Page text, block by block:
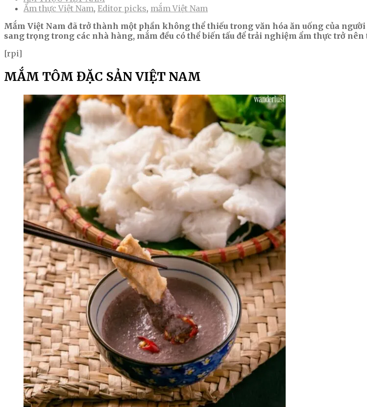
Ẩm thực Việt Nam, Editor picks, mắm Việt Nam
Mắm Việt Nam đã trở thành một phần không thể thiếu trong văn hóa ăn uống của
sang trọng trong các nhà hàng, mắm đều có thể biến tấu để trải nghiệm ẩm thực trở nên
[rpi]
MẮM TÔM ĐẶC SẢN VIỆT NAM